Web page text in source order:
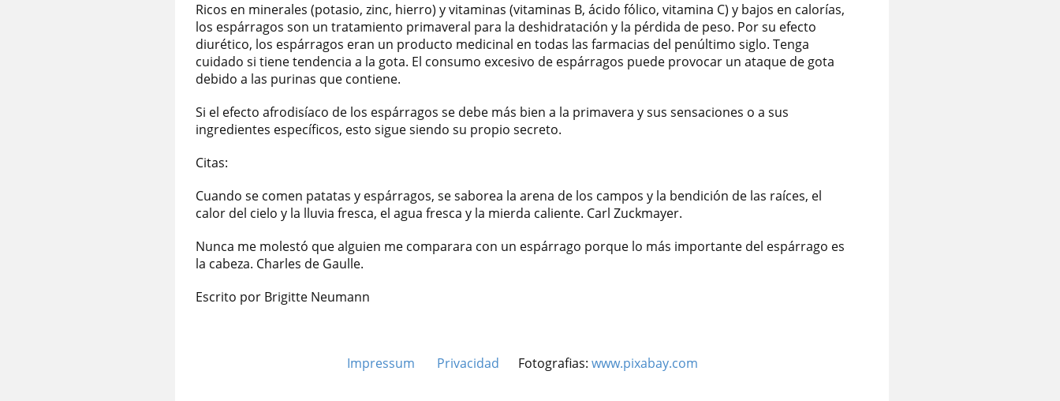
Ricos en minerales (potasio, zinc, hierro) y vitaminas (vitaminas B, ácido fólico, vitamina C) y bajos en calorías,
los espárragos son un tratamiento primaveral para la deshidratación y la pérdida de peso. Por su efecto
diurético, los espárragos eran un producto medicinal en todas las farmacias del penúltimo siglo. Tenga
cuidado si tiene tendencia a la gota. El consumo excesivo de espárragos puede provocar un ataque de gota
debido a las purinas que contiene.
Si el efecto afrodisíaco de los espárragos se debe más bien a la primavera y sus sensaciones o a sus
ingredientes específicos, esto sigue siendo su propio secreto.
Citas:
Cuando se comen patatas y espárragos, se saborea la arena de los campos y la bendición de las raíces, el
calor del cielo y la lluvia fresca, el agua fresca y la mierda caliente. Carl Zuckmayer.
Nunca me molestó que alguien me comparara con un espárrago porque lo más importante del espárrago es
la cabeza. Charles de Gaulle.
Escrito por Brigitte Neumann
Impressum Privacidad Fotografias: www.pixabay.com